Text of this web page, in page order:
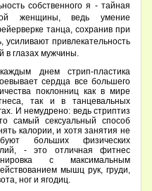
собственного я - тайная
женщины, ведь умение
танца, сохранив при
усиливают привлекательность
глазах мужчины.
днем стрип-пластика
сердца все большего
поклонниц как в мире
так и в танцевальных
И немудрено: ведь стриптиз
самый сексуальный способ
калории, и хотя занятия не
больших физических
- это отличная фитнес
с максимальным
мышц рук, груди,
ног и ягодиц.